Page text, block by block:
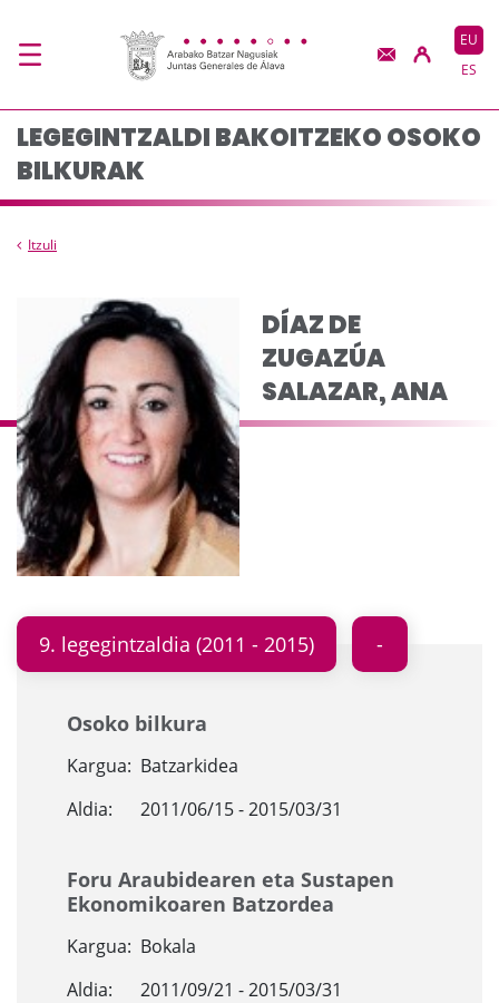
Composicion del pleno
EU
ES
LEGEGINTZALDI BAKOITZEKO OSOKO
BILKURAK
Itzuli
DÍAZ DE
ZUGAZÚA
SALAZAR, ANA
9. legegintzaldia (2011 - 2015)
Osoko bilkura
Kargua: Batzarkidea
Aldia:
2011/06/15 - 2015/03/31
Foru Araubidearen eta Sustapen
Ekonomikoaren Batzordea
Kargua: Bokala
Aldia:
2011/09/21 - 2015/03/31